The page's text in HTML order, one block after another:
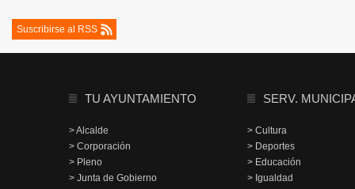
Suscribirse al RSS
TU AYUNTAMIENTO
> Alcalde
> Corporación
> Pleno
> Junta de Gobierno
SERV.
> Cultura
> Deportes
> Educación
> Igualdad